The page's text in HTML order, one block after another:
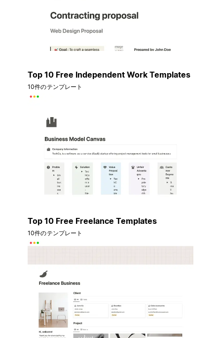
Top 10 Free Independent Work Templates
10件のテンプレート
Top 10 Free Freelance Templates
10件のテンプレート